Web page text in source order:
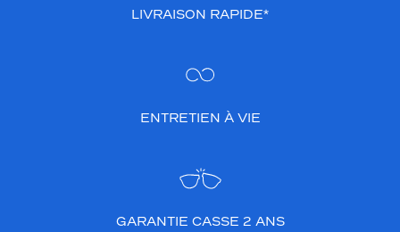
LIVRAISON RAPIDE*
ENTRETIEN À VIE
GARANTIE CASSE 2 ANS